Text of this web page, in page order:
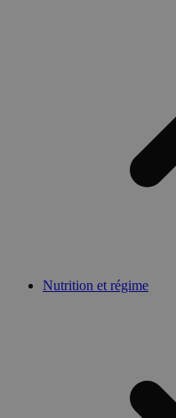
Nutrition et régime